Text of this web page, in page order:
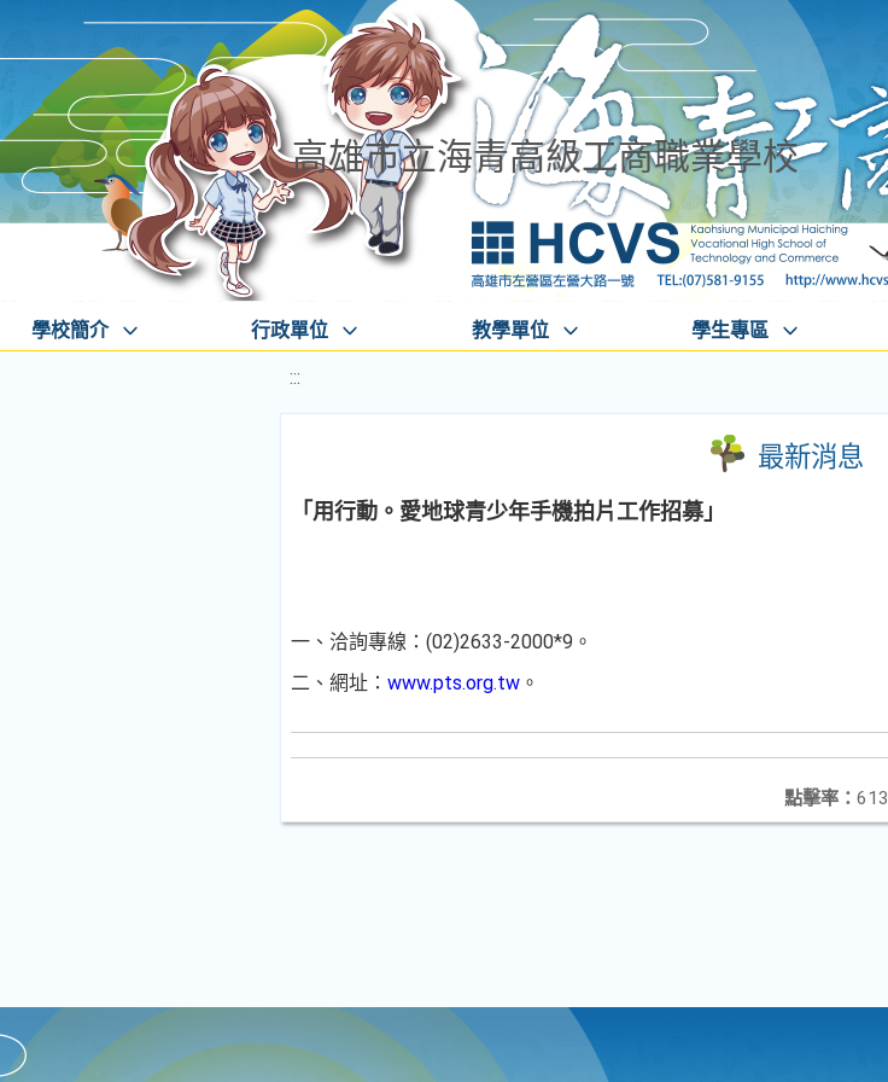
高雄市立海青高級工商職業學校
學校簡介 行政單位 教學單位 學生專區
:::
最新消息
「用行動。愛地球青少年手機拍片工作招募」
一 、洽詢專線：(02)2633-2000*9。
二 、網址： www.pts.org.tw 。
點擊率： 613